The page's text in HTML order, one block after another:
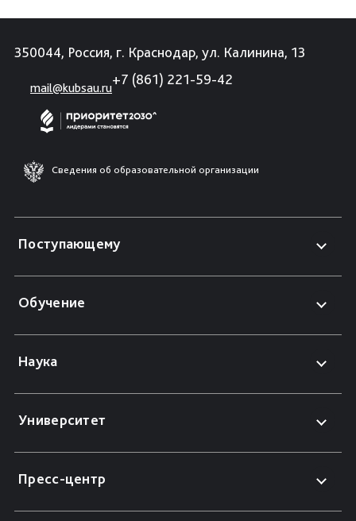
350044, Россия, г. Краснодар, ул. Калинина, 13
mail@kubsau.ru
+7 (861) 221-59-42
Сведения об образовательной организации
Поступающему
Обучение
Наука
Университет
Пресс-центр